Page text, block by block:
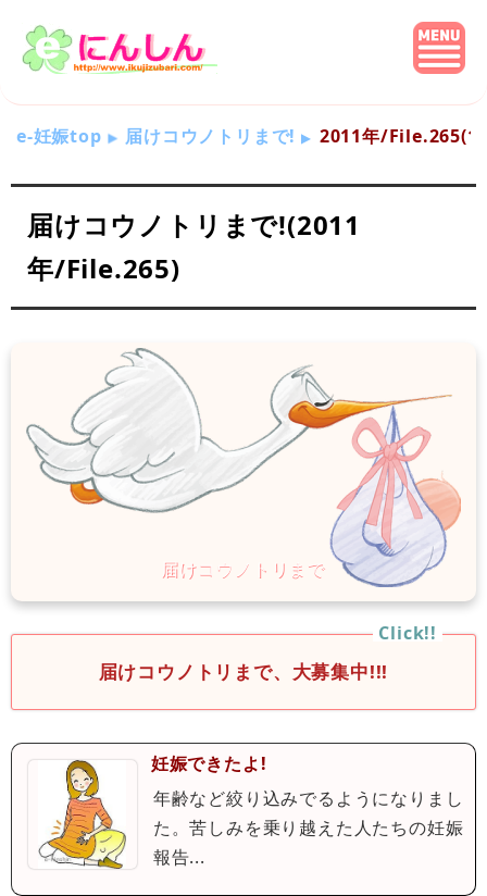
e-妊娠top 届けコウノトリまで! 2011年/
届けコウノトリまで!(2011
年/File.265)
届けコウノトリまで、大募集中!!!
妊娠できたよ!
年齢など絞り込みでるようになりまし
た。苦しみを乗り越えた人たちの妊娠
報告...